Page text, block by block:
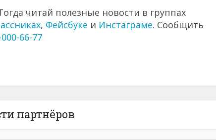
читай полезные новости в группах
, Фейсбуке и Инстаграме. Сообщить
66-77
партнёров